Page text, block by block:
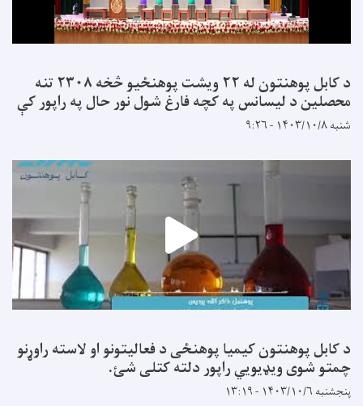
د کابل پوهنتون له ۲۲ ویشت پوهنځیو څخه ۲۳۰۸ تنه
محصلین د لیسانس په کچه فارغ شول نور حال په راپور کې
شنبه ۱۴۰۳/۱۰/۸ - ۹:۲۶
د کابل پوهنتون کیمیا پوهنځی د فعالیتونو او لاسته راوړنو
چمتو شوی ویډیویي راپور دلته کتلی شئ.
پنجشنبه ۱۴۰۳/۱۰/۶ - ۱۳:۱۹